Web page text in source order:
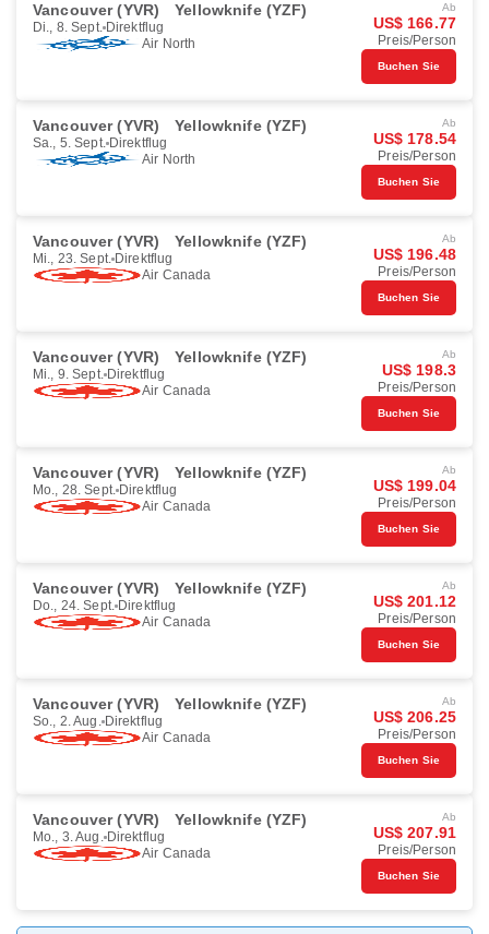
Vancouver (YVR) Yellowknife (YZF)
Di., 8. Sept. Direktflug
Air North
Ab
US$ 166.77
Preis/Person
Buchen Sie
Vancouver (YVR) Yellowknife (YZF)
Sa., 5. Sept. Direktflug
Air North
Ab
US$ 178.54
Preis/Person
Buchen Sie
Vancouver (YVR) Yellowknife (YZF)
Mi., 23. Sept. Direktflug
Air Canada
Ab
US$ 196.48
Preis/Person
Buchen Sie
Vancouver (YVR) Yellowknife (YZF)
Mi., 9. Sept. Direktflug
Air Canada
Ab
US$ 198.3
Preis/Person
Buchen Sie
Vancouver (YVR) Yellowknife (YZF)
Mo., 28. Sept. Direktflug
Air Canada
Ab
US$ 199.04
Preis/Person
Buchen Sie
Vancouver (YVR) Yellowknife (YZF)
Do., 24. Sept. Direktflug
Air Canada
Ab
US$ 201.12
Preis/Person
Buchen Sie
Vancouver (YVR) Yellowknife (YZF)
So., 2. Aug. Direktflug
Air Canada
Ab
US$ 206.25
Preis/Person
Buchen Sie
Vancouver (YVR) Yellowknife (YZF)
Mo., 3. Aug. Direktflug
Air Canada
Ab
US$ 207.91
Preis/Person
Buchen Sie